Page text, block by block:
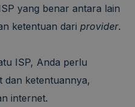
yang benar antara lain
ketentuan dari provider.
ISP, Anda perlu
dan ketentuannya,
internet.